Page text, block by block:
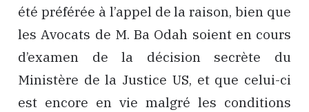
été préférée à l’appel de la raison, bien que
les Avocats de M. Ba Odah soient en cours
d’examen de la décision secrète du
Ministère de la Justice US, et que celui-ci
est encore en vie malgré les conditions